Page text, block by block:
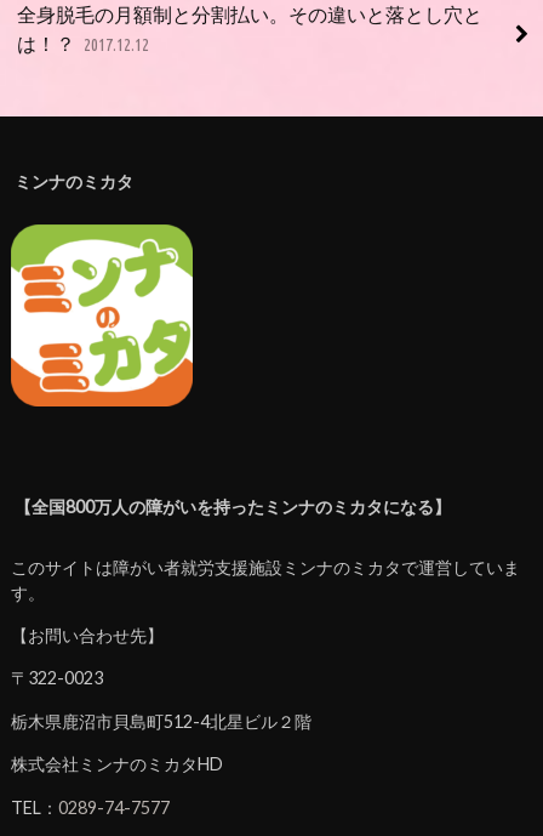
全身脱毛の月額制と分割払い。その違いと落とし穴と
は！？
2017.12.12
ミンナのミカタ
【全国800万人の障がいを持ったミンナのミカタになる】
このサイトは障がい者就労支援施設ミンナのミカタで運営していま
す。
【お問い合わせ先】
〒322-0023
栃木県鹿沼市貝島町512-4北星ビル２階
株式会社ミンナのミカタHD
TEL： 0289-74-7577